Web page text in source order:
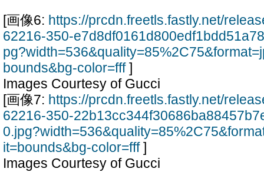
[画像6: https://prcdn.freetls.fastly.net/
62216-350-
bounds&bg-color=fff]
Images Courtesy of Gucci
[画像7: https://prcdn.freetls.fastly.net/
62216-350-
it=bounds&bg-color=fff]
Images Courtesy of Gucci